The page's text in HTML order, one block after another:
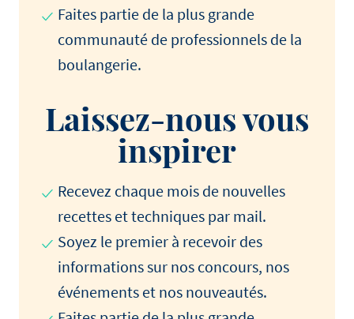
Faites partie de la plus grande
communauté de professionnels de la
boulangerie.
Laissez-nous vous
inspirer
Recevez chaque mois de nouvelles
recettes et techniques par mail.
Soyez le premier à recevoir des
informations sur nos concours, nos
événements et nos nouveautés.